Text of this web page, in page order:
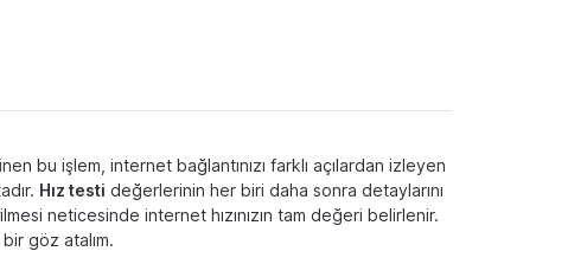
bu işlem, internet bağlantınızı farklı açılardan izleyen
Hız testi değerlerinin her biri daha sonra detaylarını
neticesinde internet hızınızın tam değeri belirlenir.
göz atalım.